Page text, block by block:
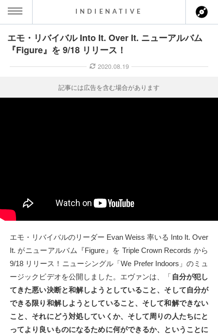
MENU
ト
SOCIAL
Twitter
Facebook
instagram
INDIENATIVE
エモ・リバイバル Into It. Over It. ニューアルバム
『Figure』を 9/18 リリース！
2020.08.19
記事には広告を含む場合があります
エモ・リバイバルのリーダー Evan Weiss 率いる Into It. Over
It. がニューアルバム『Figure』を Triple Crown Records から
9/18 リリース！ニューシングル「We Prefer Indoors」のミュ
ージックビデオを公開しました。エヴァンは、「 自分が犯し
てきた悪い決断と和解しようとしていること、そして自分が
できる限り和解しようとしていること、そして和解できない
こと、それにどう対処していくか、そして周りの人たちにと
ってより良いものになるために何ができるか、ということに